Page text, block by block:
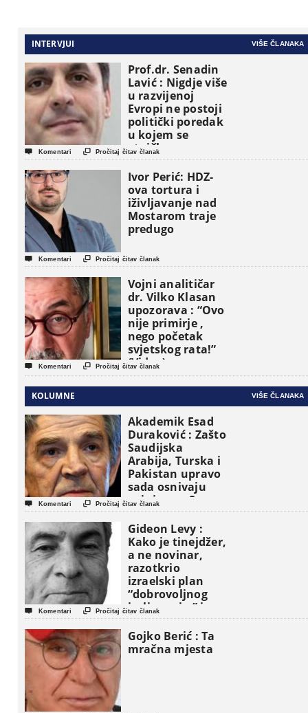
INTERVJUI VIŠE ČLANAKA
Prof.dr. Senadin
Lavić : Nigdje više
u razvijenoj
Evropi ne postoji
politički poredak
u kojem se
etničke grupe
pojavljuju kao
osnovne
političke jedinice
 Komentari  Pročitaj čitav članak
Ivor Perić: HDZ-
ova tortura i
iživljavanje nad
Mostarom traje
predugo
 Komentari  Pročitaj čitav članak
Vojni analitičar
dr. Vilko Klasan
upozorava : “Ovo
nije primirje ,
nego početak
svjetskog rata!”
(Video)
 Komentari  Pročitaj čitav članak
KOLUMNE VIŠE ČLANAKA
Akademik Esad
Duraković : Zašto
Saudijska
Arabija, Turska i
Pakistan upravo
sada osnivaju
vojni savez?
 Komentari  Pročitaj čitav članak
Gideon Levy :
Kako je tinejdžer,
a ne novinar,
razotkrio
izraelski plan
“dobrovoljnog
iseljavanja ” iz
Gaze
 Komentari  Pročitaj čitav članak
Gojko Berić : Ta
mračna mjesta